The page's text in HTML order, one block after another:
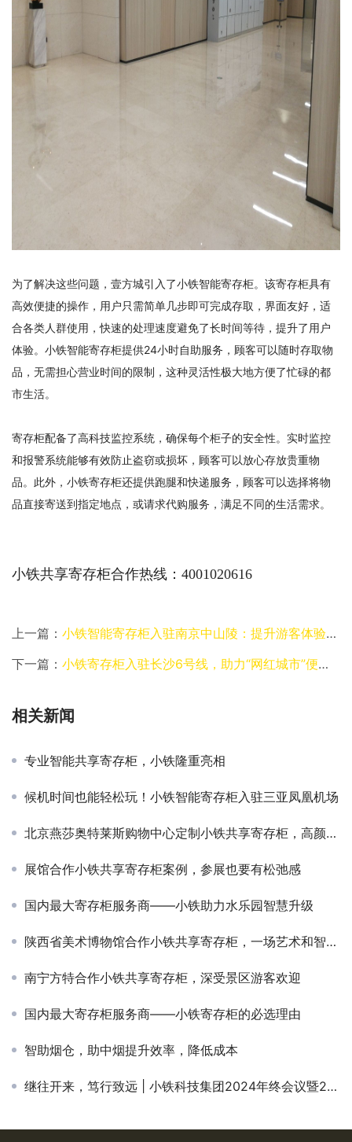
为了解决这些问题，壹方城引入了小铁智能寄存柜。该寄存柜具有
高效便捷的操作，用户只需简单几步即可完成存取，界面友好，适
合各类人群使用，快速的处理速度避免了长时间等待，提升了用户
体验。小铁智能寄存柜提供24小时自助服务，顾客可以随时存取物
品，无需担心营业时间的限制，这种灵活性极大地方便了忙碌的都
市生活。
寄存柜配备了高科技监控系统，确保每个柜子的安全性。实时监控
和报警系统能够有效防止盗窃或损坏，顾客可以放心存放贵重物
品。此外，小铁寄存柜还提供跑腿和快递服务，顾客可以选择将物
品直接寄送到指定地点，或请求代购服务，满足不同的生活需求。
小铁共享寄存柜合作热线：4001020616
上一篇： 小铁智能寄存柜入驻南京中山陵：提升游客体验的新举措
下一篇： 小铁寄存柜入驻长沙6号线，助力“网红城市”便民服务新生态
相关新闻
专业智能共享寄存柜，小铁隆重亮相
候机时间也能轻松玩！小铁智能寄存柜入驻三亚凤凰机场
北京燕莎奥特莱斯购物中心定制小铁共享寄存柜，高颜值网红景点即将诞生
展馆合作小铁共享寄存柜案例，参展也要有松弛感
国内最大寄存柜服务商——小铁助力水乐园智慧升级
陕西省美术博物馆合作小铁共享寄存柜，一场艺术和智能的融合碰撞
南宁方特合作小铁共享寄存柜，深受景区游客欢迎
国内最大寄存柜服务商——小铁寄存柜的必选理由
智助烟仓，助中烟提升效率，降低成本
继往开来，笃行致远 | 小铁科技集团2024年终会议暨2025年度大会圆满落幕